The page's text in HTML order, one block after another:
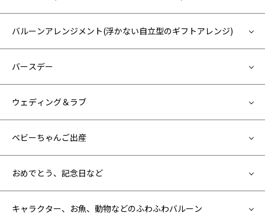
バルーンアレンジメント(浮かない自立型のギフトアレンジ)
バースデー
ウェディング＆ラブ
ベビーちゃんご出産
おめでとう、記念日など
キャラクター、お魚、動物などのふわふわバルーン